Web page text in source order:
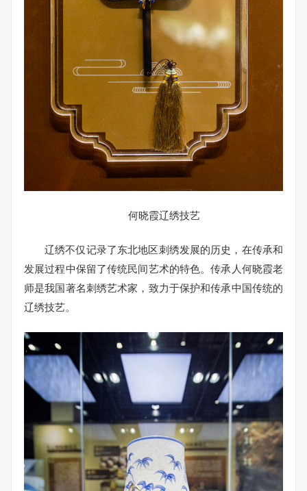
何晓霞辽绣技艺
辽绣不仅记录了东北地区刺绣发展的历史，在传承和
发展过程中保留了传统民间艺术的特色。传承人何晓霞老
师是我国著名刺绣艺术家，致力于保护和传承中国传统的
辽绣技艺。